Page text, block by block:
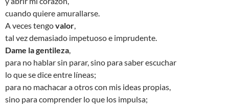
cuando quiere amurallarse.
A veces tengovalor,
tal vez demasiado impetuoso e imprudente.
Dame la gentileza,
para no hablar sin parar, sino para saber escuchar
lo que se dice entre líneas;
para no machacar a otros con mis ideas propias,
sino para comprender lo que los impulsa;